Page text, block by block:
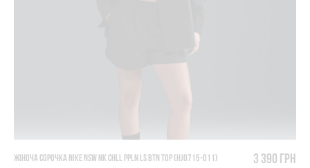
ЖІНОЧА СОРОЧКА NIKE NSW NK CHLL PPLN LS BTN TOP (HJ0715-011) 3 390 грн